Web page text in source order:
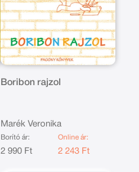
Boribon rajzol
Marék Veronika
Borító ár:
2 990 Ft
Online ár:
2 243 Ft